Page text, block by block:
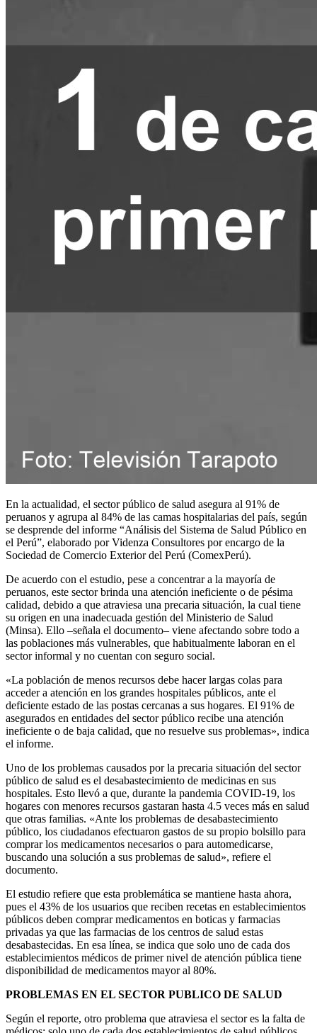
En la actualidad, el sector público de salud asegura al 91% de
peruanos y agrupa al 84% de las camas hospitalarias del país, según
se desprende del informe “Análisis del Sistema de Salud Público en
el Perú”, elaborado por Videnza Consultores por encargo de la
Sociedad de Comercio Exterior del Perú (ComexPerú).
De acuerdo con el estudio, pese a concentrar a la mayoría de
peruanos, este sector brinda una atención ineficiente o de pésima
calidad, debido a que atraviesa una precaria situación, la cual tiene
su origen en una inadecuada gestión del Ministerio de Salud
(Minsa). Ello –señala el documento– viene afectando sobre todo a
las poblaciones más vulnerables, que habitualmente laboran en el
sector informal y no cuentan con seguro social.
«La población de menos recursos debe hacer largas colas para
acceder a atención en los grandes hospitales públicos, ante el
deficiente estado de las postas cercanas a sus hogares. El 91% de
asegurados en entidades del sector público recibe una atención
ineficiente o de baja calidad, que no resuelve sus problemas», indica
el informe.
Uno de los problemas causados por la precaria situación del sector
público de salud es el desabastecimiento de medicinas en sus
hospitales. Esto llevó a que, durante la pandemia COVID-19, los
hogares con menores recursos gastaran hasta 4.5 veces más en salud
que otras familias. «Ante los problemas de desabastecimiento
público, los ciudadanos efectuaron gastos de su propio bolsillo para
comprar los medicamentos necesarios o para automedicarse,
buscando una solución a sus problemas de salud», refiere el
documento.
El estudio refiere que esta problemática se mantiene hasta ahora,
pues el 43% de los usuarios que reciben recetas en establecimientos
públicos deben comprar medicamentos en boticas y farmacias
privadas ya que las farmacias de los centros de salud estas
desabastecidas. En esa línea, se indica que solo uno de cada dos
establecimientos médicos de primer nivel de atención pública tiene
disponibilidad de medicamentos mayor al 80%.
PROBLEMAS EN EL SECTOR PUBLICO DE SALUD
Según el reporte, otro problema que atraviesa el sector es la falta de